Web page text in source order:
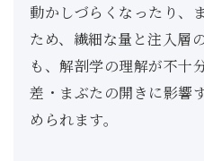
動かしづらくなったり、
ため、繊細な量と注入層
も、解剖学の理解が不十
差・まぶたの開きに影響
められます。